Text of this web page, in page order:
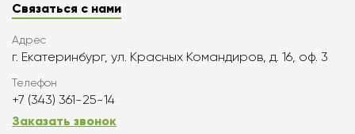
Связаться с нами
Адрес
г. Екатеринбург, ул. Красных Командиров, д. 16, оф. 3
Телефон
+7 (343) 361-25-14
Заказать звонок